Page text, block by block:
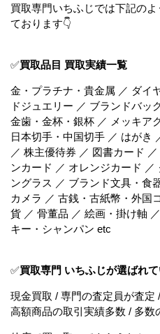
買取専門いちふじでは下記の
ております👇
✅買取品目 買取実績一覧
金・プラチナ・貴金属 ／ ダイ
ドジュエリー ／ ブランドバッ
金歯・金杯・銀杯 ／ メッキア
日本切手・中国切手 ／ はがき
／ 株主優待券 ／ 図書カード
ンカード ／ オレンジカード
ングラス ／ ブランド文具・食
カメラ ／ 古銭・古紙幣・外国
貨 ／ 骨董品 ／ 絵画・掛け軸
キー・シャンパン etc
✅買取専門 いちふじが選ばれ
現金買取 / 専門の査定員が査定
高額商品の取引実績多数 / 多